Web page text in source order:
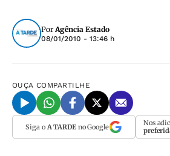
PorAgência Estado
08/01/2010 - 13:46 h
OUÇA COMPARTILHE
Siga o A TARDEno Google Nos